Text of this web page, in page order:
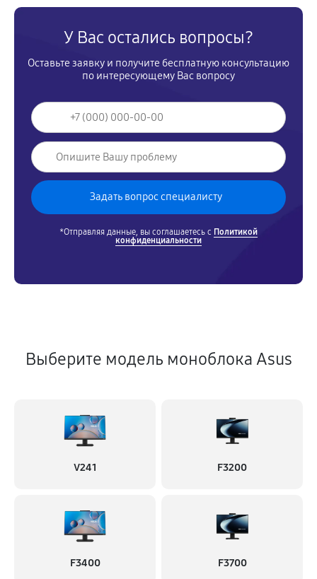
У Вас остались вопросы?
Оставьте заявку и получите бесплатную консультацию
по интересующему Вас вопросу
*Отправляя данные, вы соглашаетесь с Политикой
конфиденциальности
Выберите модель моноблока Asus
V241 F3200
F3400 F3700